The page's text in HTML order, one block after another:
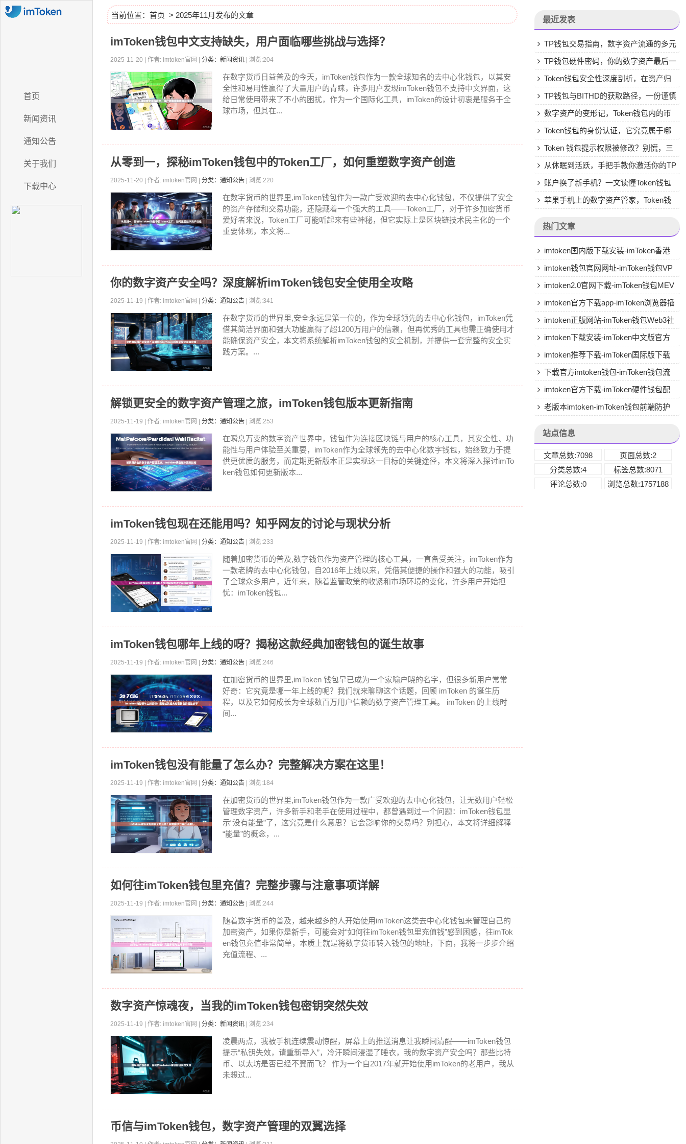
首页
新闻资讯
通知公告
关于我们
下载中心
当前位置： 首页 > 2025年11月发布的文章
imToken钱包中文支持缺失，用户面临哪些挑战与选择？
2025-11-20 | 作者: imtoken官网 | 分类：新闻资讯 | 浏览:204
在数字货币日益普及的今天，imToken钱包作为一款全球知名的去中心化钱包，以其安
全性和易用性赢得了大量用户的青睐，许多用户发现imToken钱包不支持中文界面，这
给日常使用带来了不小的困扰，作为一个国际化工具，imToken的设计初衷是服务于全
球市场，但其在...
从零到一，探秘imToken钱包中的Token工厂，如何重塑数字资产创造
2025-11-20 | 作者: imtoken官网 | 分类：通知公告 | 浏览:220
在数字货币的世界里,imToken钱包作为一款广受欢迎的去中心化钱包，不仅提供了安全
的资产存储和交易功能，还隐藏着一个强大的工具——Token工厂，对于许多加密货币
爱好者来说，Token工厂可能听起来有些神秘，但它实际上是区块链技术民主化的一个
重要体现，本文将...
你的数字资产安全吗？深度解析imToken钱包安全使用全攻略
2025-11-19 | 作者: imtoken官网 | 分类：通知公告 | 浏览:341
在数字货币的世界里,安全永远是第一位的，作为全球领先的去中心化钱包，imToken凭
借其简洁界面和强大功能赢得了超1200万用户的信赖，但再优秀的工具也需正确使用才
能确保资产安全，本文将系统解析imToken钱包的安全机制，并提供一套完整的安全实
践方案。...
解锁更安全的数字资产管理之旅，imToken钱包版本更新指南
2025-11-19 | 作者: imtoken官网 | 分类：通知公告 | 浏览:253
在瞬息万变的数字资产世界中，钱包作为连接区块链与用户的核心工具，其安全性、功
能性与用户体验至关重要，imToken作为全球领先的去中心化数字钱包，始终致力于提
供更优质的服务，而定期更新版本正是实现这一目标的关键途径，本文将深入探讨imTo
ken钱包如何更新版本...
imToken钱包现在还能用吗？知乎网友的讨论与现状分析
2025-11-19 | 作者: imtoken官网 | 分类：通知公告 | 浏览:233
随着加密货币的普及,数字钱包作为资产管理的核心工具，一直备受关注，imToken作为
一款老牌的去中心化钱包，自2016年上线以来，凭借其便捷的操作和强大的功能，吸引
了全球众多用户，近年来，随着监管政策的收紧和市场环境的变化，许多用户开始担
忧：imToken钱包...
imToken钱包哪年上线的呀？揭秘这款经典加密钱包的诞生故事
2025-11-19 | 作者: imtoken官网 | 分类：通知公告 | 浏览:246
在加密货币的世界里,imToken 钱包早已成为一个家喻户晓的名字，但很多新用户常常
好奇：它究竟是哪一年上线的呢？我们就来聊聊这个话题，回顾 imToken 的诞生历
程，以及它如何成长为全球数百万用户信赖的数字资产管理工具。 imToken 的上线时
间...
imToken钱包没有能量了怎么办？完整解决方案在这里！
2025-11-19 | 作者: imtoken官网 | 分类：通知公告 | 浏览:184
在加密货币的世界里,imToken钱包作为一款广受欢迎的去中心化钱包，让无数用户轻松
管理数字资产，许多新手和老手在使用过程中，都曾遇到过一个问题：imToken钱包显
示“没有能量”了，这究竟是什么意思？它会影响你的交易吗？别担心，本文将详细解释
“能量”的概念，...
如何往imToken钱包里充值？完整步骤与注意事项详解
2025-11-19 | 作者: imtoken官网 | 分类：通知公告 | 浏览:244
随着数字货币的普及，越来越多的人开始使用imToken这类去中心化钱包来管理自己的
加密资产，如果你是新手，可能会对“如何往imToken钱包里充值钱”感到困惑，往imTok
en钱包充值非常简单，本质上就是将数字货币转入钱包的地址，下面，我将一步步介绍
充值流程、...
数字资产惊魂夜，当我的imToken钱包密钥突然失效
2025-11-19 | 作者: imtoken官网 | 分类：新闻资讯 | 浏览:234
凌晨两点，我被手机连续震动惊醒，屏幕上的推送消息让我瞬间清醒——imToken钱包
提示“私钥失效，请重新导入”，冷汗瞬间浸湿了睡衣，我的数字资产安全吗？那些比特
币、以太坊是否已经不翼而飞？ 作为一个自2017年就开始使用imToken的老用户，我从
未想过...
币信与imToken钱包，数字资产管理的双翼选择
最近发表
TP钱包交易指南，数字资产流通的多元
路径TP钱包硬件密码，你的数字资产最后一
道物理防线怎么用？
Token钱包安全性深度剖析，在资产归
零与坚守自盗之间，如何构筑数字保险箱
TP钱包与BITHD的获取路径，一份谨慎
的安全指南
数字资产的变形记，Token钱包内的币
种互换实用指南
Token钱包的身份认证，它究竟属于哪
一类金融工具？
Token 钱包提示权限被修改？别慌，三
步教你稳准找回控制权
从休眠到活跃，手把手教你激活你的TP
钱包账户换了新手机？一文读懂Token钱包
身份恢复的完整流程
苹果手机上的数字资产管家，Token钱
热门文章
imtoken国内版下载安装-imToken香港
版专用下载
imtoken钱包官网网址-imToken钱包VP
N兼容
imtoken2.0官网下载-imToken钱包MEV
保护imtoken官方下载app-imToken浏览器插
件版imtoken正版网站-imToken钱包Web3社
交imtoken下载安装-imToken中文版官方
下载imtoken推荐下载-imToken国际版下载
下载官方imtoken钱包-imToken钱包流
动性挖矿
imtoken官方下载-imToken硬件钱包配
套APP
老版本imtoken-imToken钱包前端防护
站点信息
文章总数:7098
页面总数:2
分类总数:4
标签总数:8071
评论总数:0
浏览总数:1757188